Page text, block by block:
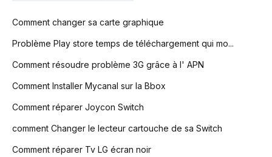
Comment changer sa carte graphique
Problème Play store temps de téléchargement qui mo...
Comment résoudre problème 3G grâce à l' APN
Comment Installer Mycanal sur la Bbox
Comment réparer Joycon Switch
comment Changer le lecteur cartouche de sa Switch
Comment réparer Tv LG écran noir